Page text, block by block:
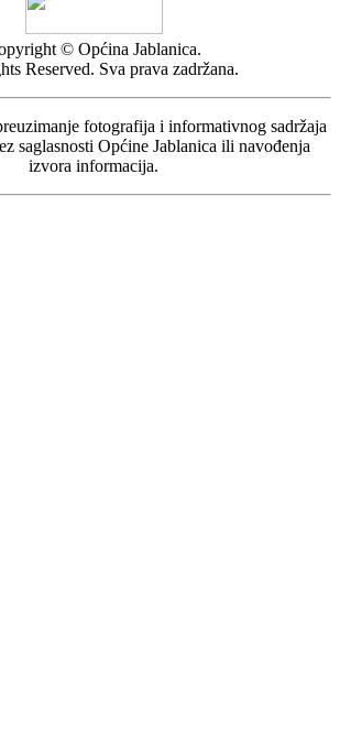
© Općina Jablanica.
Reserved. Sva prava zadržana.
fotografija i informativnog sadržaja
saglasnosti Općine Jablanica ili navođenja
izvora informacija.